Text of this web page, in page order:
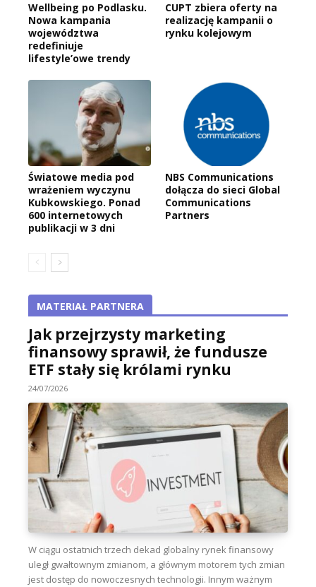
Wellbeing po Podlasku.
Nowa kampania
województwa
redefiniuje
lifestyle’owe trendy
CUPT zbiera oferty na
realizację kampanii o
rynku kolejowym
Światowe media pod
wrażeniem wyczynu
Kubkowskiego. Ponad
600 internetowych
publikacji w 3 dni
NBS Communications
dołącza do sieci Global
Communications
Partners
MATERIAŁ PARTNERA
Jak przejrzysty marketing
finansowy sprawił, że fundusze
ETF stały się królami rynku
24/07/2026
W ciągu ostatnich trzech dekad globalny rynek finansowy
uległ gwałtownym zmianom, a głównym motorem tych zmian
jest dostęp do nowoczesnych technologii. Innym ważnym